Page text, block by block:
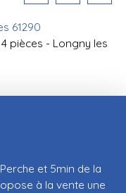
61290
pièces - Longny les
et 5min de la
à la vente une